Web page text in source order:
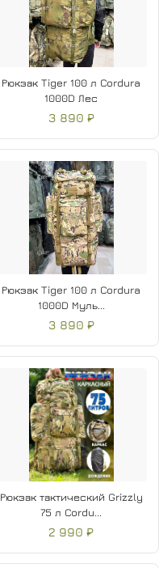
Рюкзак Tiger 100 л Cordura
1000D Лес
3 890 ₽
Рюкзак Tiger 100 л Cordura
1000D Муль...
3 890 ₽
Рюкзак тактический Grizzly
75 л Cordu...
2 990 ₽